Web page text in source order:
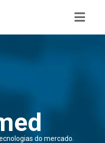
do mercado.